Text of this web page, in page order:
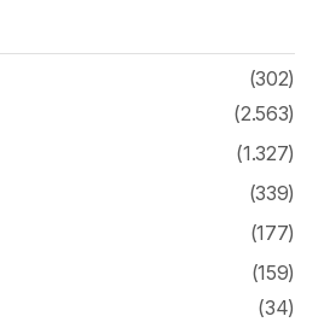
(302)
(2.563)
(1.327)
(339)
(177)
(159)
(34)